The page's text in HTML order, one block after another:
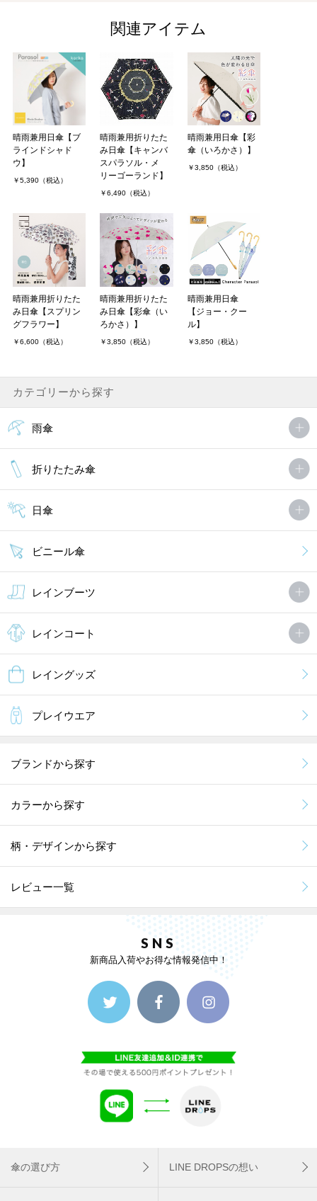
関連アイテム
晴雨兼用日傘【ブ
ラインドシャド
ウ】
￥5,390（税込）
晴雨兼用折りたた
み日傘【キャンバ
スパラソル・メ
リーゴーランド】
￥6,490（税込）
晴雨兼用日傘【彩
傘（いろかさ）】
￥3,850（税込）
晴雨兼用折りたた
み日傘【スプリン
グフラワー】
￥6,600（税込）
晴雨兼用折りたた
み日傘【彩傘（い
ろかさ）】
￥3,850（税込）
晴雨兼用日傘
【ジョー・クー
ル】
￥3,850（税込）
カテゴリーから探す
雨傘
折りたたみ傘
日傘
ビニール傘
レインブーツ
レインコート
レイングッズ
プレイウエア
ブランドから探す
カラーから探す
柄・デザインから探す
レビュー一覧
SNS
新商品入荷やお得な情報発信中！
傘の選び方 LINE DROPSの想い